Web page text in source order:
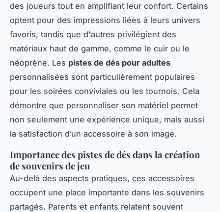
des joueurs tout en amplifiant leur confort. Certains
optent pour des impressions liées à leurs univers
favoris, tandis que d'autres privilégient des
matériaux haut de gamme, comme le cuir ou le
néoprène. Les pistes de dés pour adultes
personnalisées sont particulièrement populaires
pour les soirées conviviales ou les tournois. Cela
démontre que personnaliser son matériel permet
non seulement une expérience unique, mais aussi
la satisfaction d’un accessoire à son image.
Importance des pistes de dés dans la création
de souvenirs de jeu
Au-delà des aspects pratiques, ces accessoires
occupent une place importante dans les souvenirs
partagés. Parents et enfants relatent souvent